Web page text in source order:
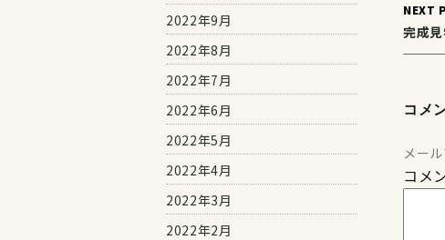
NEXT
完成見
コメ
メー
コメ
2022年9月
2022年8月
2022年7月
2022年6月
2022年5月
2022年4月
2022年3月
2022年2月